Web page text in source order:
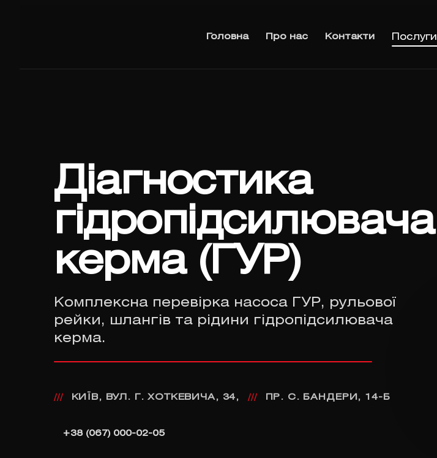
Головна Про нас Контакти Послуги
Діагностика
гідропідсилювача
керма (ГУР)
Комплексна перевірка насоса ГУР, рульової
рейки, шлангів та рідини гідропідсилювача
керма.
/// КИЇВ, ВУЛ. Г. ХОТКЕВИЧА, 34, /// ПР. С. БАНДЕРИ, 14-Б
+38 (067) 000-02-05